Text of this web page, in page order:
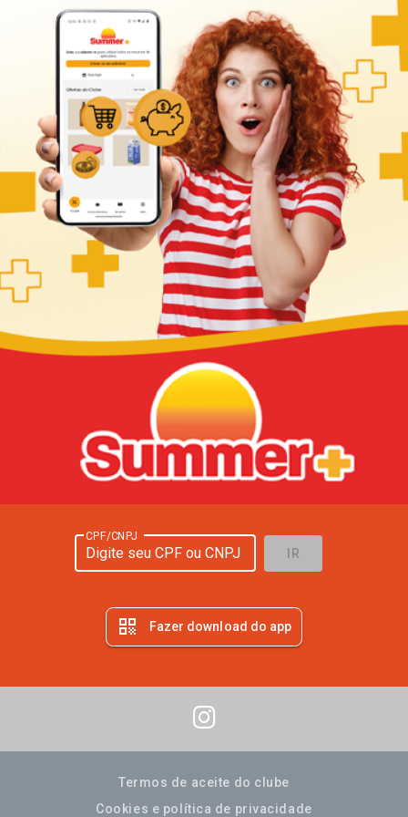
CPF/CNPJ
IR
qr_code Fazer download do app
Termos de aceite do clube
Cookies e política de privacidade